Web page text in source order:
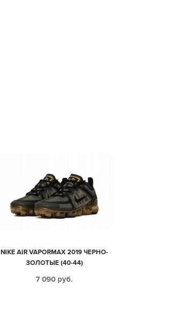
NIKE AIR VAPORMAX 2019 ЧЕРНО-
ЗОЛОТЫЕ (40-44)
7 090 руб.